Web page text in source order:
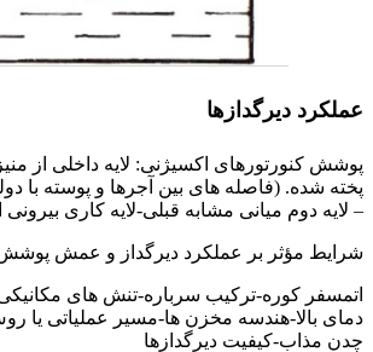
عملکرد دیرگدازها
پوشش کنورتورهای اکسیژنی: لایه داخلی از
پخته شده. (فاصله های بین آجرها و پوسته با
– لایه دوم میانی مشابه قبلی-لایه کاری بیرونی
شرایط مؤثر بر عملکرد دیرگداز و عمش
اتمسفر کوره-ترکیب سرباره-تنش های
دمای بالا-هندسه مخزن ها-مسیر عملیاتی
چدن مذاب-کیفیت دیرگدازها